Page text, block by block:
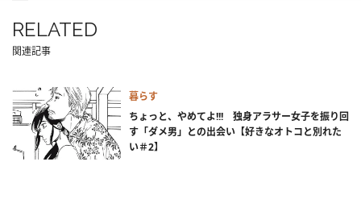
RELATED
関連記事
暮らす
ちょっと、やめてよ!!! 独身アラサー女子を振り回
す「ダメ男」との出会い【好きなオトコと別れた
い＃2】